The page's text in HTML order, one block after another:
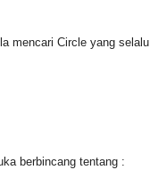
mencari Circle yang selalu
berbincang tentang :